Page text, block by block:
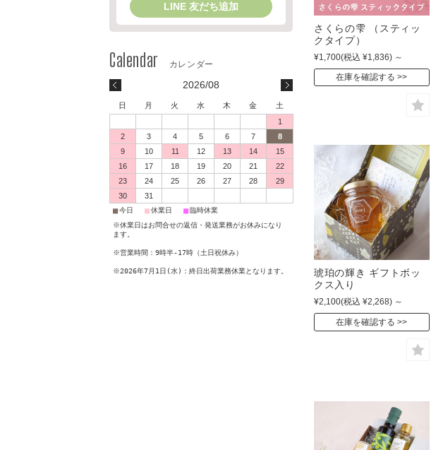
さくらの雫 （スティッ
クタイプ）
¥1,700(税込 ¥1,836) ～
在庫を確認する
琥珀の輝き ギフトボッ
クス入り
¥2,100(税込 ¥2,268) ～
在庫を確認する
LINE 友だち追加
2026/08
日 月 火 水 木 金
土
1
2
3 4 5 6 7
8
9
10 11 12 13 14
15
16
17 18 19 20 21
22
23
24 25 26 27 28
29
30
31
■今日 ■休業日 ■臨時休業
※休業日はお問合せの返信・発送業務がお休みになり
ます。
※営業時間：9時半-17時（土日祝休み）
※2026年7月1日(水)：終日出荷業務休業となります。